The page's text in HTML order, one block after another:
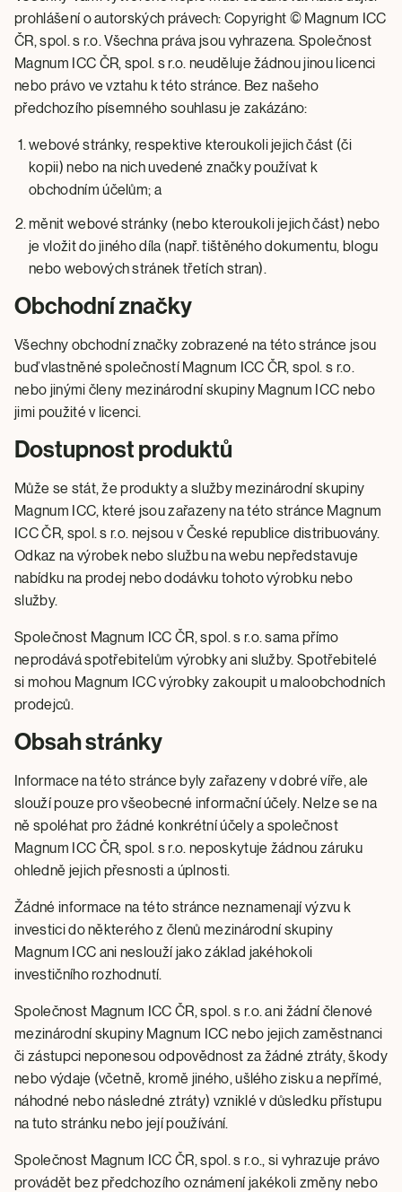
prohlášení o autorských právech: Copyright © Magnum ICC
ČR, spol. s r.o. Všechna práva jsou vyhrazena. Společnost
Magnum ICC ČR, spol. s r.o. neuděluje žádnou jinou licenci
nebo právo ve vztahu k této stránce. Bez našeho
předchozího písemného souhlasu je zakázáno:
webové stránky, respektive kteroukoli jejich část (či
kopii) nebo na nich uvedené značky používat k
obchodním účelům; a
měnit webové stránky (nebo kteroukoli jejich část) nebo
je vložit do jiného díla (např. tištěného dokumentu, blogu
nebo webových stránek třetích stran).
Obchodní značky
Všechny obchodní značky zobrazené na této stránce jsou
buď vlastněné společností Magnum ICC ČR, spol. s r.o.
nebo jinými členy mezinárodní skupiny Magnum ICC nebo
jimi použité v licenci.
Dostupnost produktů
Může se stát, že produkty a služby mezinárodní skupiny
Magnum ICC, které jsou zařazeny na této stránce Magnum
ICC ČR, spol. s r.o. nejsou v České republice distribuovány.
Odkaz na výrobek nebo službu na webu nepředstavuje
nabídku na prodej nebo dodávku tohoto výrobku nebo
služby.
Společnost Magnum ICC ČR, spol. s r.o. sama přímo
neprodává spotřebitelům výrobky ani služby. Spotřebitelé
si mohou Magnum ICC výrobky zakoupit u maloobchodních
prodejců.
Obsah stránky
Informace na této stránce byly zařazeny v dobré víře, ale
slouží pouze pro všeobecné informační účely. Nelze se na
ně spoléhat pro žádné konkrétní účely a společnost
Magnum ICC ČR, spol. s r.o. neposkytuje žádnou záruku
ohledně jejich přesnosti a úplnosti.
Žádné informace na této stránce neznamenají výzvu k
investici do některého z členů mezinárodní skupiny
Magnum ICC ani neslouží jako základ jakéhokoli
investičního rozhodnutí.
Společnost Magnum ICC ČR, spol. s r.o. ani žádní členové
mezinárodní skupiny Magnum ICC nebo jejich zaměstnanci
či zástupci neponesou odpovědnost za žádné ztráty, škody
nebo výdaje (včetně, kromě jiného, ušlého zisku a nepřímé,
náhodné nebo následné ztráty) vzniklé v důsledku přístupu
na tuto stránku nebo její používání.
Společnost Magnum ICC ČR, spol. s r.o., si vyhrazuje právo
provádět bez předchozího oznámení jakékoli změny nebo